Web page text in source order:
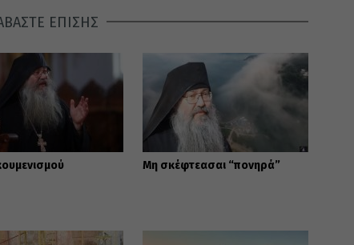
ΕΠΙΣΗΣ
Μη σκέφτεασαι “πονηρά”